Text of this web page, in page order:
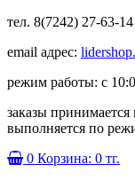
тел. 8(7242) 27-63-14
email адрес:
режим работы: с
заказы принимается
выполняется по
0 Корзина: 0 тг.